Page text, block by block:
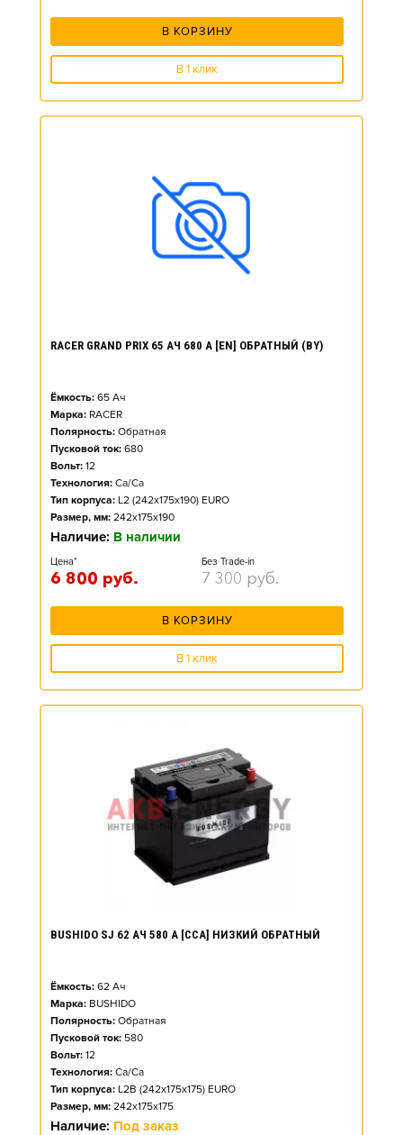
В КОРЗИНУ
В 1 клик
RACER GRAND PRIX 65 АЧ 680 А [EN] ОБРАТНЫЙ (BY)
Ёмкость: 65 Ач
Марка: RACER
Полярность: Обратная
Пусковой ток: 680
Вольт: 12
Технология: Ca/Ca
Тип корпуса: L2 (242x175x190) EURO
Размер, мм: 242x175x190
Наличие: В наличии
Цена*
6 800 руб.
Без Trade-in
7 300 руб.
В КОРЗИНУ
В 1 клик
BUSHIDO SJ 62 АЧ 580 А [CCA] НИЗКИЙ ОБРАТНЫЙ
Ёмкость: 62 Ач
Марка: BUSHIDO
Полярность: Обратная
Пусковой ток: 580
Вольт: 12
Технология: Ca/Ca
Тип корпуса: L2B (242x175x175) EURO
Размер, мм: 242x175x175
Наличие: Под заказ